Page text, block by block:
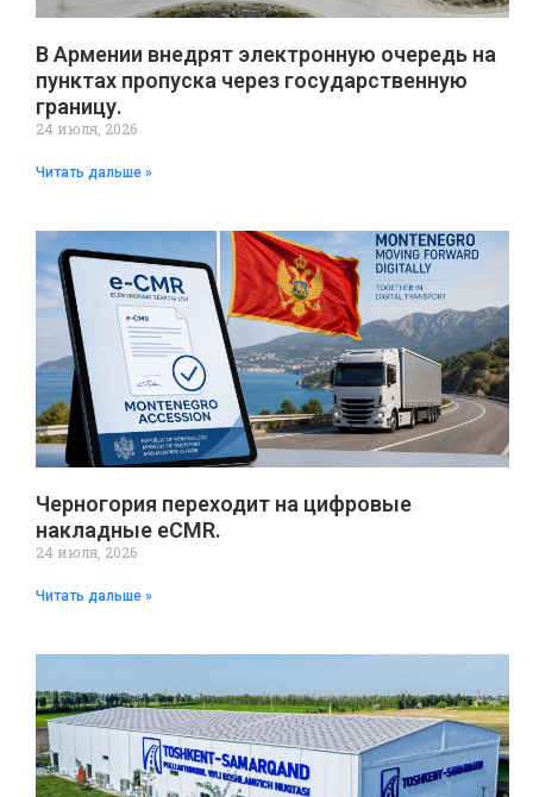
В Армении внедрят электронную очередь на
пунктах пропуска через государственную
границу.
24 июля, 2026
Читать дальше »
Черногория переходит на цифровые
накладные eCMR.
24 июля, 2026
Читать дальше »